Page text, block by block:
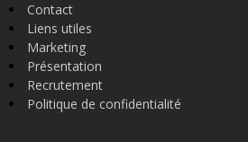
Contact
Liens utiles
Marketing
Présentation
Recrutement
Politique de confidentialité